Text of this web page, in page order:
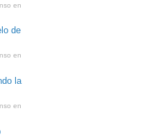
en
de
en
la
en